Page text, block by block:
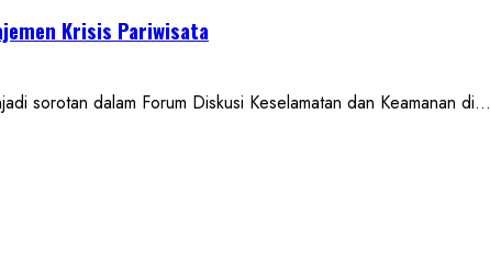
Krisis Pariwisata
sorotan dalam Forum Diskusi Keselamatan dan Keamanan di...